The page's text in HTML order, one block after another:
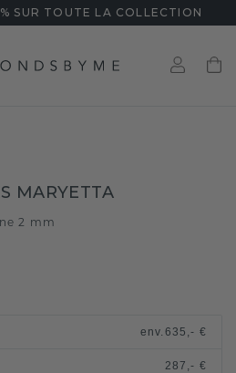
SUR TOUTE LA COLLECTION
MARYETTA
2 mm
env. 635,- €
287,- €